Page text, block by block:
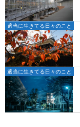
適当に生きてる日々のこと
適当に生きてる日々のこと